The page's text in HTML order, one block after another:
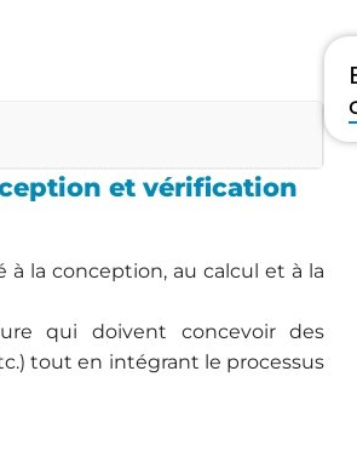
et vérification
la conception, au calcul et à la
qui doivent concevoir des
tout en intégrant le processus